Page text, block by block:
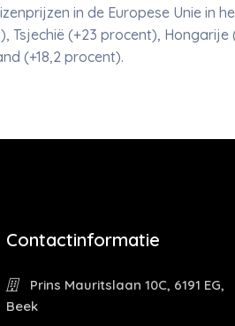
in de Europese Unie in
Tsjechië (+23 procent),
(+18,2 procent).
Contactinformatie
Prins Mauritslaan 10C, 6191 EG,
Beek